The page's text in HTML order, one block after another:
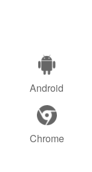
Android
Chrome